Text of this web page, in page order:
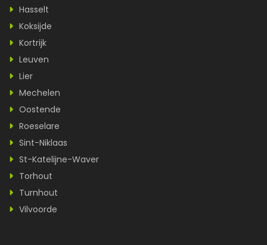
Hasselt
Koksijde
Kortrijk
Leuven
Lier
Mechelen
Oostende
Roeselare
Sint-Niklaas
St-Katelijne-Waver
Torhout
Turnhout
Vilvoorde